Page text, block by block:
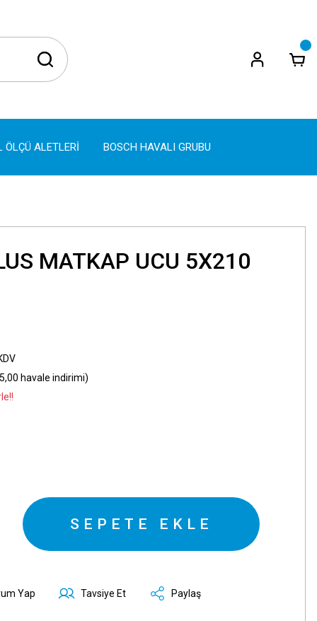
ÖLÇÜ ALETLERİ BOSCH HAVALI GRUBU
MATKAP UCU 5X210
havale indirimi)
SEPETE EKLE
Yap Tavsiye Et Paylaş